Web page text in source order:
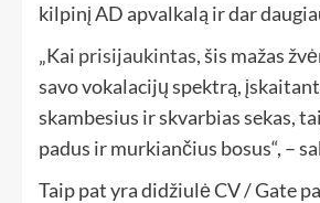
kilpinį AD apvalkalą ir dar
„Kai prisijaukintas, šis mažas
savo vokalacijų spektrą,
skambesius ir skvarbias sekas,
padus ir murkiančius bosus“, –
Taip pat yra didžiulė CV / Gate